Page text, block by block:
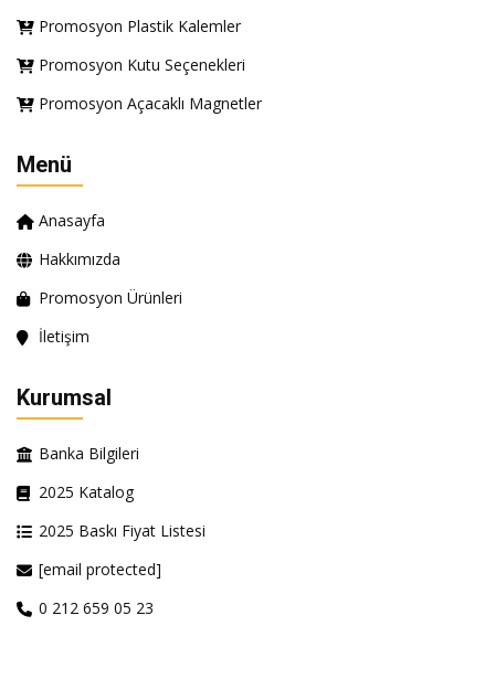
Promosyon Plastik Kalemler
Promosyon Kutu Seçenekleri
Promosyon Açacaklı Magnetler
Menü
Anasayfa
Hakkımızda
Promosyon Ürünleri
İletişim
Kurumsal
Banka Bilgileri
2025 Katalog
2025 Baskı Fiyat Listesi
[email protected]
0 212 659 05 23